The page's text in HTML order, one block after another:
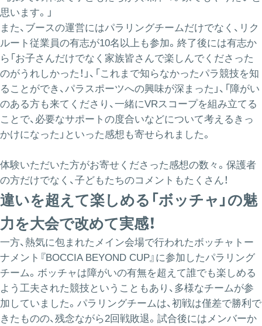
思います。」
また、ブースの運営にはパラリングチームだけでなく、リク
ルート従業員の有志が10名以上も参加。終了後には有志か
ら「お子さんだけでなく家族皆さんで楽しんでくださった
のがうれしかった！」、「これまで知らなかったパラ競技を知
ることができ、パラスポーツへの興味が深まった」、「障がい
のある方も来てくださり、一緒にVRスコープを組み立てる
ことで、必要なサポートの度合いなどについて考えるきっ
かけになった」といった感想も寄せられました。
体験いただいた方がお寄せくださった感想の数々。保護者
の方だけでなく、子どもたちのコメントもたくさん！
違いを超えて楽しめる「ボッチャ」の魅
力を大会で改めて実感！
一方、熱気に包まれたメイン会場で行われたボッチャトー
ナメント『BOCCIA BEYOND CUP』に参加したパラリング
チーム。ボッチャは障がいの有無を超えて誰でも楽しめる
よう工夫された競技ということもあり、多様なチームが参
加していました。パラリングチームは、初戦は僅差で勝利で
きたものの、残念ながら2回戦敗退。試合後にはメンバーか